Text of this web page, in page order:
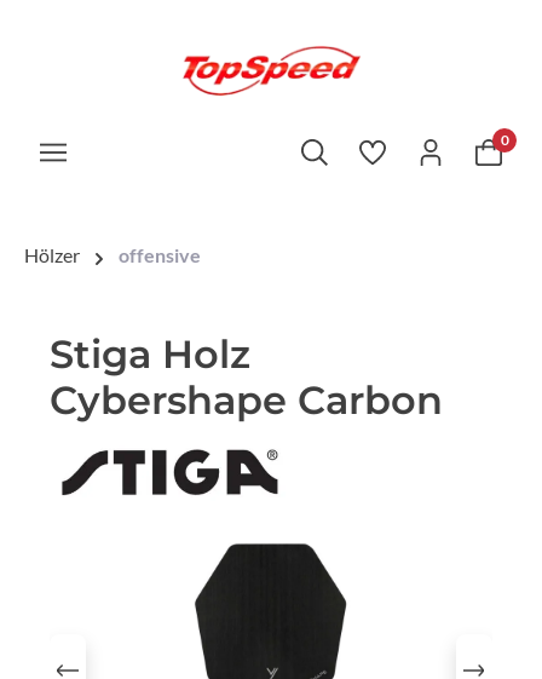
0
Hölzer offensive
Stiga Holz
Cybershape Carbon
Bildergalerie überspringen